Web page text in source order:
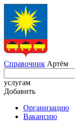
Справочник Артём
услугам
Добавить
Организацию
Вакансию